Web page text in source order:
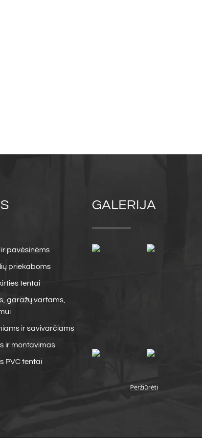
pavėsinėms
priekaboms
tentai
garažų vartams,
ir savivarčiams
ir montavimas
PVC tentai
GALERIJA
Peržiūrėti